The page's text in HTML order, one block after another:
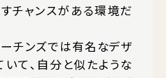
チャンスがある環境だ
ーチンズでは有名なデザ
て、自分と似たような